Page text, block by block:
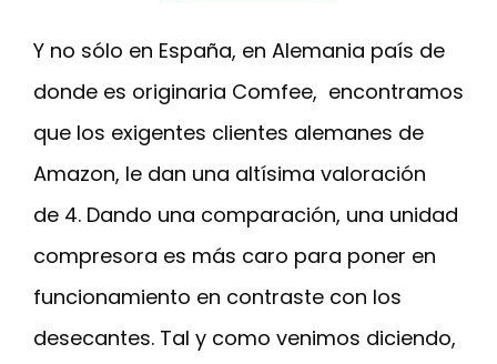
Y no sólo en España, en Alemania país de
donde es originaria Comfee, encontramos
que los exigentes clientes alemanes de
Amazon, le dan una altísima valoración
de 4. Dando una comparación, una unidad
compresora es más caro para poner en
funcionamiento en contraste con los
desecantes. Tal y como venimos diciendo,